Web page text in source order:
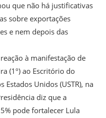
que não há justificativas
sobre exportações
e nem depois das
à manifestação de
(1º) ao Escritório do
Estados Unidos (USTR), na
diz que a
pode fortalecer Lula